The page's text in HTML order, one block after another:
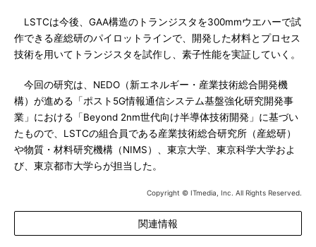
LSTCは今後、GAA構造のトランジスタを300mmウエハーで試
作できる産総研のパイロットラインで、開発した材料とプロセス
技術を用いてトランジスタを試作し、素子性能を実証していく。
今回の研究は、NEDO（新エネルギー・産業技術総合開発機
構）が進める「ポスト5G情報通信システム基盤強化研究開発事
業」における「Beyond 2nm世代向け半導体技術開発」に基づい
たもので、LSTCの組合員である産業技術総合研究所（産総研）
や物質・材料研究機構（NIMS）、東京大学、東京科学大学およ
び、東京都市大学らが担当した。
Copyright © ITmedia, Inc. All Rights Reserved.
関連情報